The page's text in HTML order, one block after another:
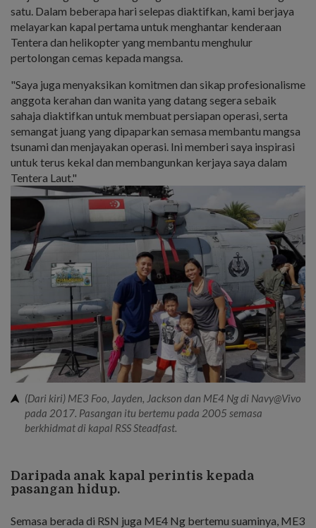
satu. Dalam beberapa hari selepas diaktifkan, kami berjaya
melayarkan kapal pertama untuk menghantar kenderaan
Tentera dan helikopter yang membantu menghulur
pertolongan cemas kepada mangsa.
"Saya juga menyaksikan komitmen dan sikap profesionalisme
anggota kerahan dan wanita yang datang segera sebaik
sahaja diaktifkan untuk membuat persiapan operasi, serta
semangat juang yang dipaparkan semasa membantu mangsa
tsunami dan menjayakan operasi. Ini memberi saya inspirasi
untuk terus kekal dan membangunkan kerjaya saya dalam
Tentera Laut."
(Dari kiri) ME3 Foo, Jayden, Jackson dan ME4 Ng di Navy@Vivo
pada 2017. Pasangan itu bertemu pada 2005 semasa
berkhidmat di kapal RSS Steadfast.
Daripada anak kapal perintis kepada
pasangan hidup.
Semasa berada di RSN juga ME4 Ng bertemu suaminya, ME3